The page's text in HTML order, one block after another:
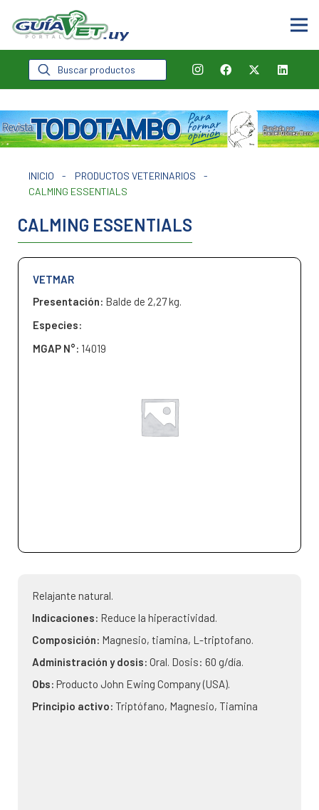
Búsqueda
de
productos
INICIO - PRODUCTOS VETERINARIOS
-
CALMING ESSENTIALS
CALMING ESSENTIALS
VETMAR
Presentación: Balde de 2,27 kg.
Especies:
MGAP N°: 14019
Relajante natural.
Indicaciones: Reduce la hiperactividad.
Composición: Magnesio, tiamina, L-triptofano.
Administración y dosis: Oral. Dosis: 60 g/día.
Obs: Producto John Ewing Company (USA).
Principio activo: Triptófano, Magnesio, Tiamina